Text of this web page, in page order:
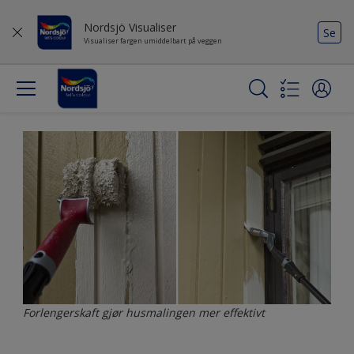
Nordsjö Visualiser
Visualiser fargen umiddelbart på veggen
Se
Forlengerskaft gjør husmalingen mer effektivt